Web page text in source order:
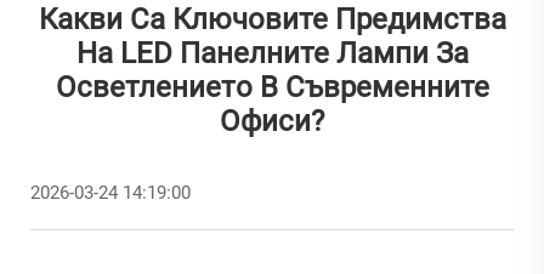
Какви Са Ключовите Предимства
На LED Панелните Лампи За
Осветлението В Съвременните
Офиси?
2026-03-24 14:19:00